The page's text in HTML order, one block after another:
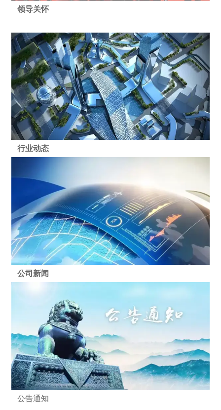
领导关怀
行业动态
公司新闻
公告通知